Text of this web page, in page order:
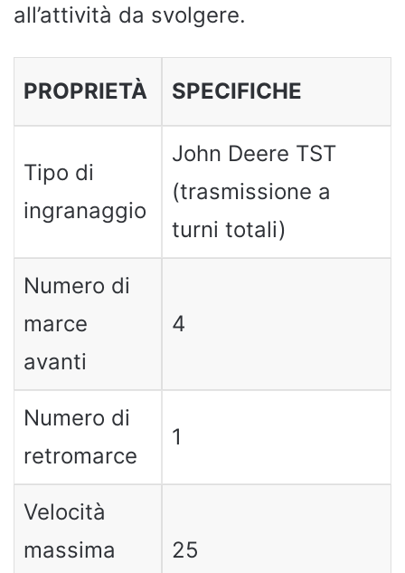
all’attività da svolgere.
PROPRIETÀ SPECIFICHE
Tipo di
ingranaggio
John Deere TST
(trasmissione a
turni totali)
Numero di
marce
avanti
4
Numero di
retromarce
1
Velocità
massima
25